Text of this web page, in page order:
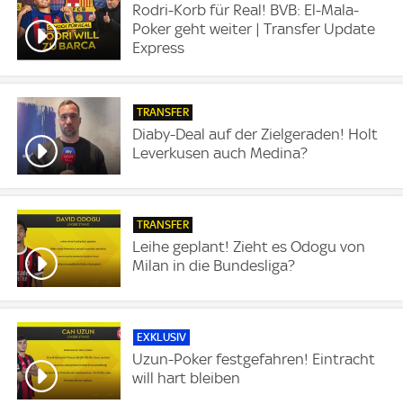
Rodri-Korb für Real! BVB: El-Mala-
Poker geht weiter | Transfer Update
Express
TRANSFER
Diaby-Deal auf der Zielgeraden! Holt
Leverkusen auch Medina?
TRANSFER
Leihe geplant! Zieht es Odogu von
Milan in die Bundesliga?
EXKLUSIV
Uzun-Poker festgefahren! Eintracht
will hart bleiben